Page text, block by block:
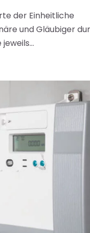
der Einheitliche
und Gläubiger